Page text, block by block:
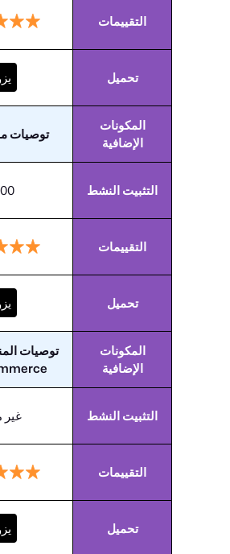
التقييمات
تحميل
المكونات
الإضافية
توصيات
التثبيت النشط
التقييمات
تحميل
المكونات
الإضافية
توصيات
التثبيت النشط غير
التقييمات
تحميل